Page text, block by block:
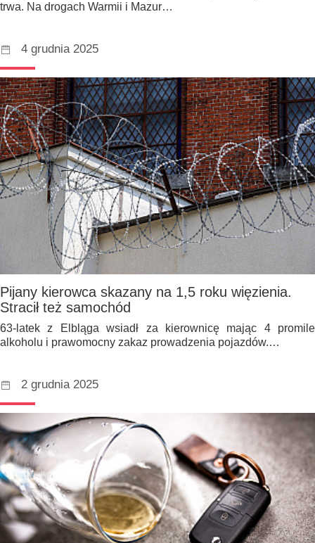
trwa. Na drogach Warmii i Mazur…
4 grudnia 2025
Pijany kierowca skazany na 1,5 roku więzienia.
Stracił też samochód
63-latek z Elbląga wsiadł za kierownicę mając 4 promile
alkoholu i prawomocny zakaz prowadzenia pojazdów.…
2 grudnia 2025